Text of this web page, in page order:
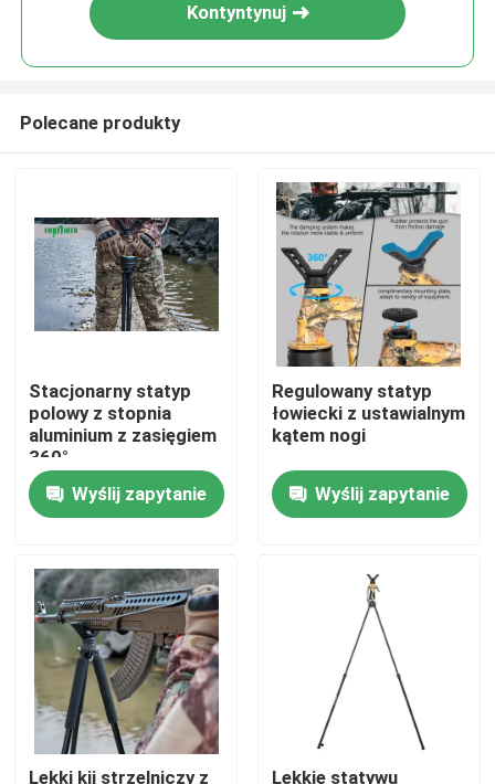
Dom
Produkty
Filmy
Pokaz VR
O nas
Wycieczka po fabryce
Kontyntynuj
Polecane produkty
Stacjonarny statyp
polowy z stopnia
aluminium z zasięgiem
360°
Wyślij zapytanie
Regulowany statyp
łowiecki z ustawialnym
kątem nogi
Wyślij zapytanie
Lekki kij strzelniczy z
Lekkie statywu